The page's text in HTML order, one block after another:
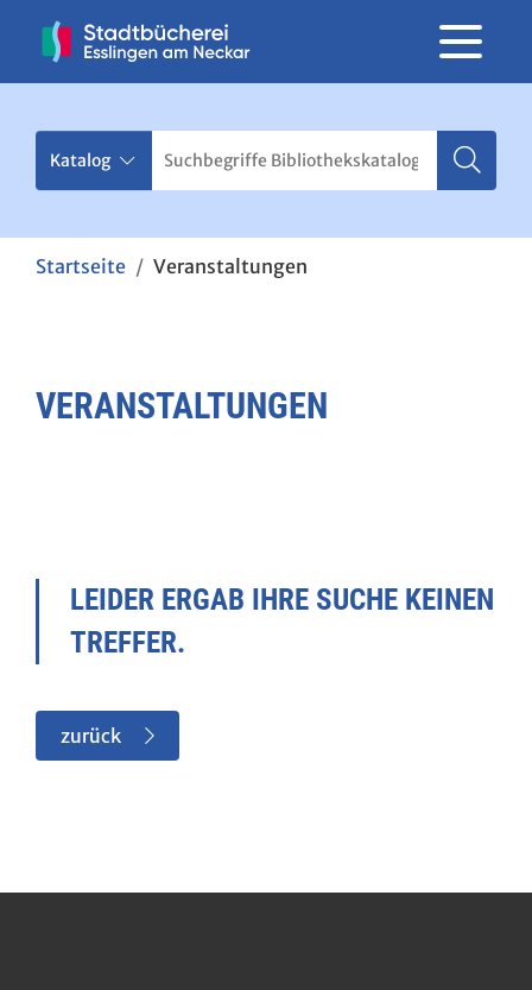
Startseite Veranstaltungen
VERANSTALTUNGEN
LEIDER ERGAB IHRE SUCHE KEINEN
TREFFER.
zurück